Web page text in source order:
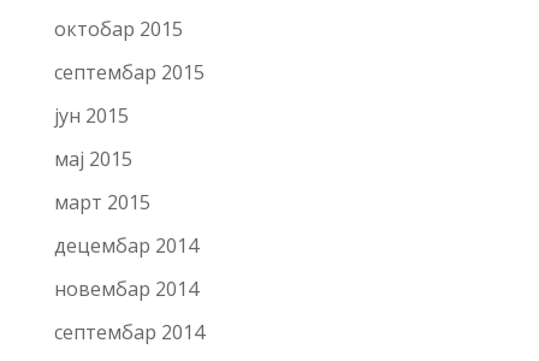
октобар 2015
септембар 2015
јун 2015
мај 2015
март 2015
децембар 2014
новембар 2014
септембар 2014